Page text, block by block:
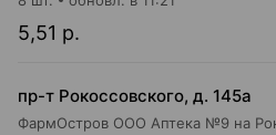
5,51 р.
пр-т Рокоссовского, д. 145а